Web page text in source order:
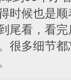
时候也是
尾看，看
很多细节